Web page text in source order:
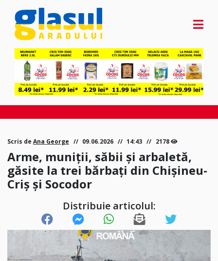
Scris de Ana George 09.06.2026 14:43 2178
Arme, muniții, săbii și arbaletă,
găsite la trei bărbați din Chișineu-
Criș și Socodor
Distribuie articolul: